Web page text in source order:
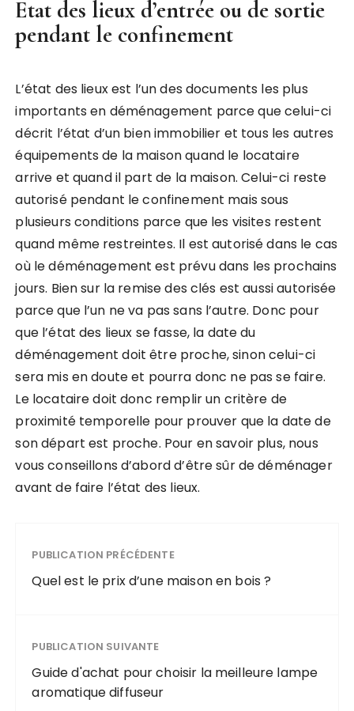
Etat des lieux d’entrée ou de sortie
pendant le confinement
L’état des lieux est l’un des documents les plus
importants en déménagement parce que celui-ci
décrit l’état d’un bien immobilier et tous les autres
équipements de la maison quand le locataire
arrive et quand il part de la maison. Celui-ci reste
autorisé pendant le confinement mais sous
plusieurs conditions parce que les visites restent
quand même restreintes. Il est autorisé dans le cas
où le déménagement est prévu dans les prochains
jours. Bien sur la remise des clés est aussi autorisée
parce que l’un ne va pas sans l’autre. Donc pour
que l’état des lieux se fasse, la date du
déménagement doit être proche, sinon celui-ci
sera mis en doute et pourra donc ne pas se faire.
Le locataire doit donc remplir un critère de
proximité temporelle pour prouver que la date de
son départ est proche. Pour en savoir plus, nous
vous conseillons d’abord d’être sûr de déménager
avant de faire l’état des lieux.
PUBLICATION PRÉCÉDENTE
Quel est le prix d’une maison en bois ?
PUBLICATION SUIVANTE
Guide d'achat pour choisir la meilleure lampe
aromatique diffuseur